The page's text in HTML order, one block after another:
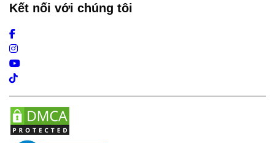
Kết nối với chúng tôi
Facebook
Instagram
Youtube
Tiktok